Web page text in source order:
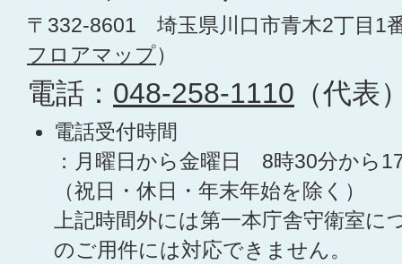
〒332-8601 埼玉県川口市青木2丁目1
フロアマップ）
電話： 048-258-1110 （代表
電話受付時間
：月曜日から金曜日 8時30分から
（祝日・休日・年末年始を除く）
上記時間外には第一本庁舎守衛室に
のご用件には対応できません。